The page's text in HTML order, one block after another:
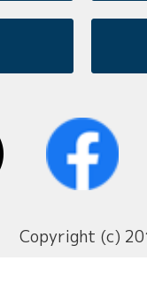
Copyright (c)